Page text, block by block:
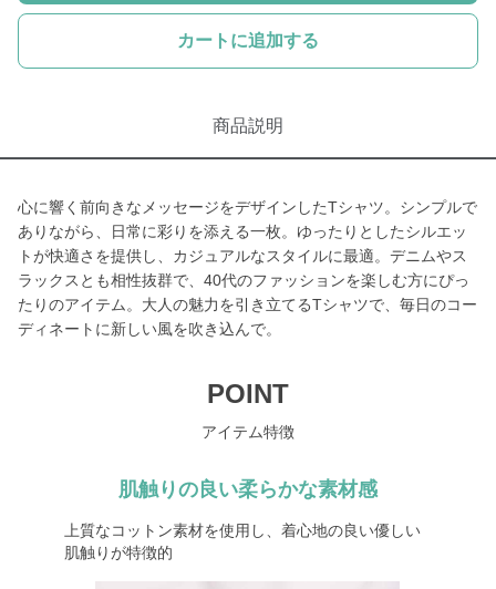
カートに追加する
商品説明
心に響く前向きなメッセージをデザインしたTシャツ。シンプルで
ありながら、日常に彩りを添える一枚。ゆったりとしたシルエッ
トが快適さを提供し、カジュアルなスタイルに最適。デニムやス
ラックスとも相性抜群で、40代のファッションを楽しむ方にぴっ
たりのアイテム。大人の魅力を引き立てるTシャツで、毎日のコー
ディネートに新しい風を吹き込んで。
POINT
アイテム特徴
肌触りの良い柔らかな素材感
上質なコットン素材を使用し、着心地の良い優しい
肌触りが特徴的